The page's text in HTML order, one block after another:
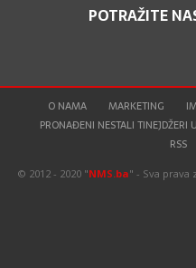
POTRAŽITE
O NAMA MARKETING
PRONAĐENI NESTALI TINEJDŽERI
RSS
© 2012 - 2020 "NMS.ba" - Sva prava